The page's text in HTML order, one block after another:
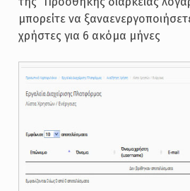
μπορείτε να
χρήστες για 6 ακόμα μήνες